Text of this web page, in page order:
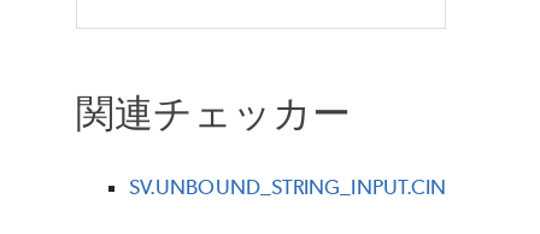
関連チェッカー
SV.UNBOUND_STRING_INPUT.CIN